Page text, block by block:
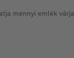
mennyi emlék